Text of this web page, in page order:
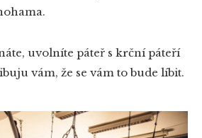
uvolníte páteř s krční páteří
vám, že se vám to bude líbit.